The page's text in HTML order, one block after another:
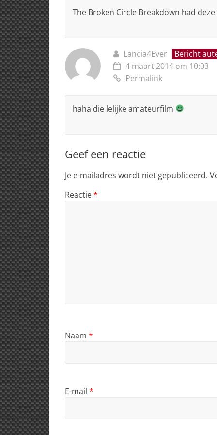
The Broken Circle Breakdown had
Lancia4Ever
Bericht
4 maart 2014 om 10:03
Permalink
haha die lelijke amateurfilm
Geef een reactie
Je e-mailadres wordt niet gepubliceerd.
Reactie*
Naam *
E-mail *